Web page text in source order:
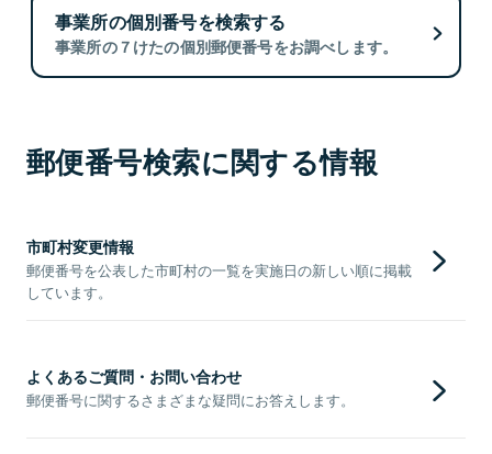
事業所の個別番号を検索する
事業所の７けたの個別郵便番号をお調べします。
郵便番号検索に関する情報
市町村変更情報
郵便番号を公表した市町村の一覧を実施日の新しい順に掲載
しています。
よくあるご質問・お問い合わせ
郵便番号に関するさまざまな疑問にお答えします。